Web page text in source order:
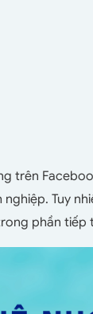
trên
Tuy
phần tiếp